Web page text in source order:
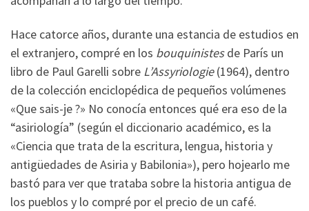
Hace catorce años, durante una estancia de estudios en
el extranjero, compré en los bouquinistesde París un
libro de Paul Garelli sobre L’Assyriologie(1964), dentro
de la colección enciclopédica de pequeños volúmenes
«Que sais-je ?» No conocía entonces qué era eso de la
“asiriología” (según el diccionario académico, es la
«Ciencia que trata de la escritura, lengua, historia y
antigüedades de Asiria y Babilonia»), pero hojearlo me
bastó para ver que trataba sobre la historia antigua de
los pueblos y lo compré por el precio de un café.